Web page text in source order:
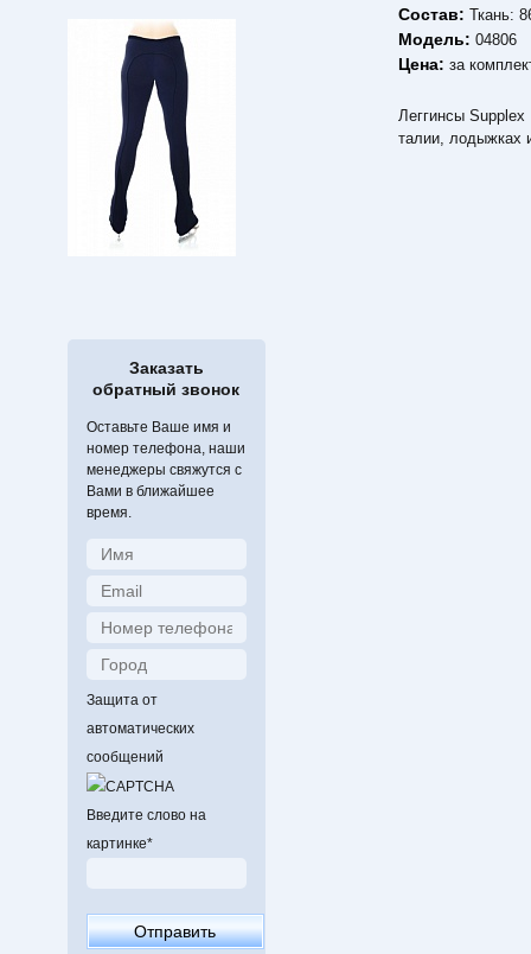
Заказать
обратный звонок
Оставьте Ваше имя и
номер телефона, наши
менеджеры свяжутся с
Вами в ближайшее
время.
Защита от
автоматических
сообщений
Введите слово на
картинке*
Состав:Ткань:
Модель:04806
Цена:за
Леггинсы
талии, лодыжках